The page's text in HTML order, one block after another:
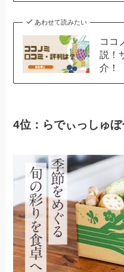
あわせて読みたい
ココ
説！
介！
4位：らでぃっしゅ